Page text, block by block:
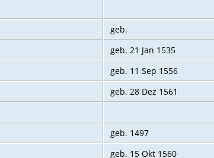
geb.
geb. 21 Jan 1535
geb. 11 Sep 1556
geb. 28 Dez 1561
geb. 1497
geb. 15 Okt 1560